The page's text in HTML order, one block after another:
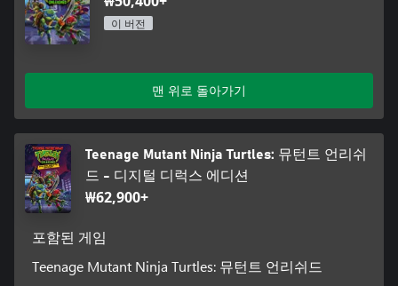
이 버전
맨 위로 돌아가기
Teenage Mutant Ninja Turtles: 뮤턴트 언리쉬
드 - 디지털 디럭스 에디션
₩62,900+
포함된 게임
Teenage Mutant Ninja Turtles: 뮤턴트 언리쉬드